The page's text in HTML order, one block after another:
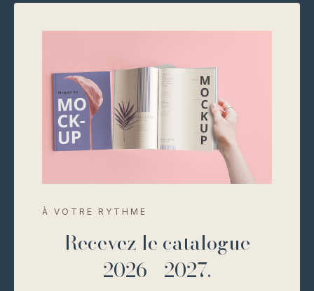
À VOTRE RYTHME
Recevez le catalogue
2026 - 2027.
SÉVERINE · SANDRINE
EN DIRECT
Échangez avec une
ou autre chose ? Séverine ou Sandrine y